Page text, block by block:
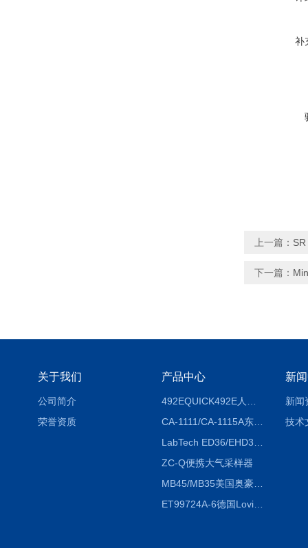
补
上一篇：
下一篇：
关于我们
公司简介
荣誉资质
产品中心
CA-1111/CA-1115A东京理化EYELA CA-1111/CA-1115A冷却水循环装置
ZC-Q便携大气采样器
MB45/MB35美国奥豪斯OHAUS MB45/MB35卤素红外水分测定仪
ET99724A-6德国Lovibond ET99724A-6微电脑BOD测定仪
新
新闻
技术